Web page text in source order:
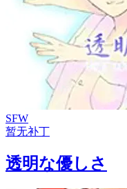
SFW
暂无补丁
透明な優しさ